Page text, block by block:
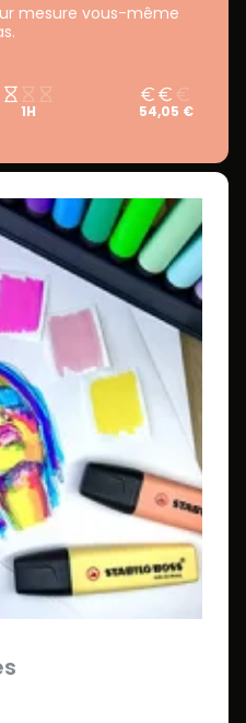
mesure vous-même
1H 54,05 €